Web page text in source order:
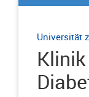
Universität